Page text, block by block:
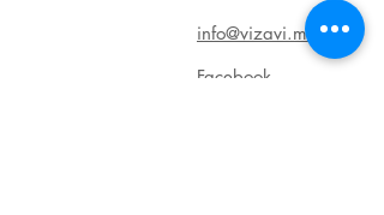
info@vizavi.mu
Facebook